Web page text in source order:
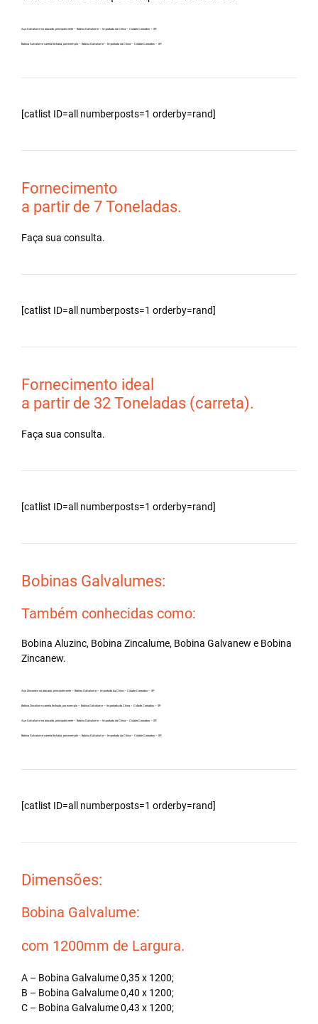
Aço Galvalume no atacado, principalmente – Bobina Galvalume – Importada da China – Cidade Coroados – SP.
Bobina Galvalume carreta fechada, por exemplo – Bobina Galvalume – Importada da China – Cidade Coroados – SP.
[catlist ID=all numberposts=1 orderby=rand]
Fornecimento
a partir de 7 Toneladas.
Faça sua consulta.
[catlist ID=all numberposts=1 orderby=rand]
Fornecimento ideal
a partir de 32 Toneladas (carreta).
Faça sua consulta.
[catlist ID=all numberposts=1 orderby=rand]
Bobinas Galvalumes:
Também conhecidas como:
Bobina Aluzinc, Bobina Zincalume, Bobina Galvanew e Bobina
Zincanew.
Aço Zincanew no atacado, principalmente – Bobina Galvalume – Importada da China – Cidade Coroados – SP.
Bobina Zincalume carreta fechada, por exemplo – Bobina Galvalume – Importada da China – Cidade Coroados – SP.
Aço Galvalume no atacado, principalmente – Bobina Galvalume – Importada da China – Cidade Coroados – SP.
Bobina Galvalume carreta fechada, por exemplo – Bobina Galvalume – Importada da China – Cidade Coroados – SP.
[catlist ID=all numberposts=1 orderby=rand]
Dimensões:
Bobina Galvalume:
com 1200mm de Largura.
A – Bobina Galvalume 0,35 x 1200;
B – Bobina Galvalume 0,40 x 1200;
C – Bobina Galvalume 0,43 x 1200;